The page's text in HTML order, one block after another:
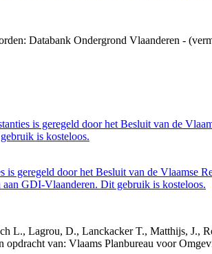
Databank Ondergrond Vlaanderen -
is geregeld door het Besluit van de
is kosteloos.
geregeld door het Besluit van de Vlaamse
aan GDI-Vlaanderen. Dit gebruik is kosteloos.
L., Lagrou, D., Lanckacker T., Matthijs, J.,
van: Vlaams Planbureau voor